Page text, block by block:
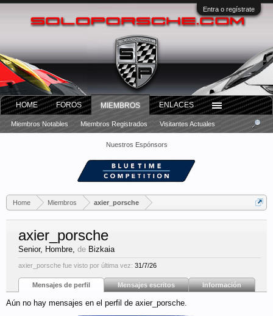
Entra o regístrate
Nuestros Espónsors
Home Miembros axier_porsche
axier_porsche
Senior, Hombre, de Bizkaia
axier_porsche fue visto por última vez: 31/7/26
Mensajes de perfil Mensajes escritos Información
Aún no hay mensajes en el perfil de axier_porsche.
HOME FOROS MIEMBROS
Miembros Notables Miembros Registrados Visitantes Actuales
ENLACES